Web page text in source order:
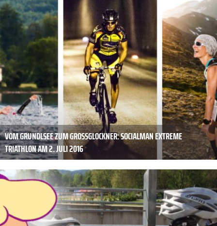
VOM GRUNDLSEE ZUM GROSSGLOCKNER: SOCIALMAN EXTREME T
RIATHLON AM 2. JULI 2016